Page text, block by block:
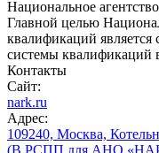
Национальное
Главной целью
квалификаций
системы квалификаций
Контакты
Сайт:
nark.ru
Адрес:
109240, Москва,
(В РСПП для АНО